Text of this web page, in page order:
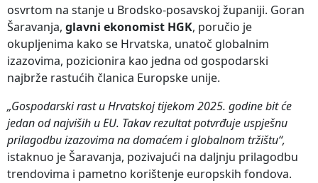
osvrtom na stanje u Brodsko-posavskoj županiji. Goran
Šaravanja, glavni ekonomist HGK, poručio je
okupljenima kako se Hrvatska, unatoč globalnim
izazovima, pozicionira kao jedna od gospodarski
najbrže rastućih članica Europske unije.
„Gospodarski rast u Hrvatskoj tijekom 2025. godine bit će
jedan od najviših u EU. Takav rezultat potvrđuje uspješnu
prilagodbu izazovima na domaćem i globalnom tržištu“,
istaknuo je Šaravanja, pozivajući na daljnju prilagodbu
trendovima i pametno korištenje europskih fondova.